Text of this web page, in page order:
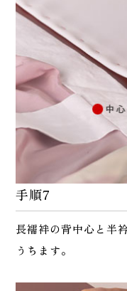
手順7
長襦袢の背中心と半
うちます。